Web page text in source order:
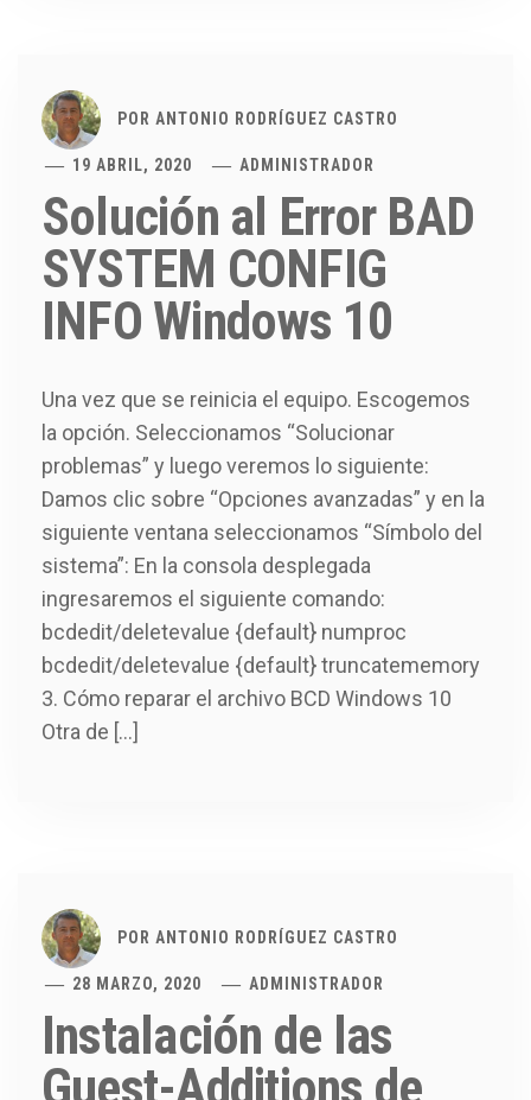
POR ANTONIO RODRÍGUEZ CASTRO
19 ABRIL, 2020 ADMINISTRADOR
Solución al Error BAD
SYSTEM CONFIG
INFO Windows 10
Una vez que se reinicia el equipo. Escogemos
la opción. Seleccionamos “Solucionar
problemas” y luego veremos lo siguiente:
Damos clic sobre “Opciones avanzadas” y en la
siguiente ventana seleccionamos “Símbolo del
sistema”: En la consola desplegada
ingresaremos el siguiente comando:
bcdedit/deletevalue {default} numproc
bcdedit/deletevalue {default} truncatememory
3. Cómo reparar el archivo BCD Windows 10
Otra de […]
POR ANTONIO RODRÍGUEZ CASTRO
28 MARZO, 2020 ADMINISTRADOR
Instalación de las